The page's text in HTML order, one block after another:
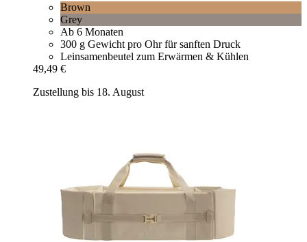
Brown
Grey
Ab 6 Monaten
300 g Gewicht pro Ohr für sanften Druck
Leinsamenbeutel zum Erwärmen & Kühlen
49,49 €
Zustellung bis 18. August